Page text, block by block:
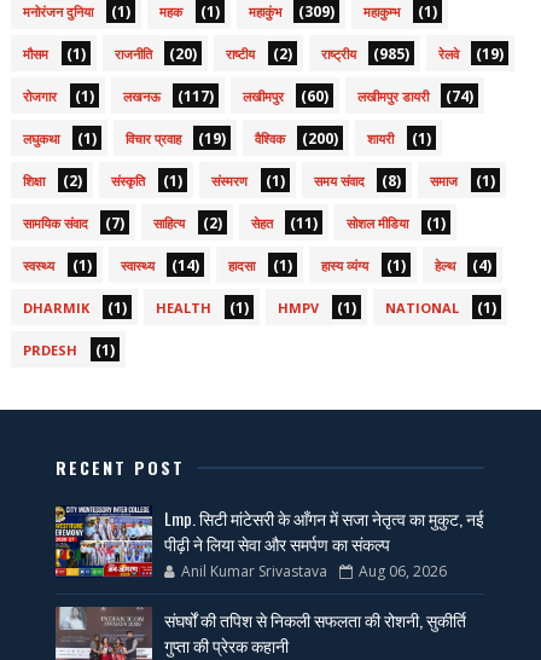
मनोरंजन दुनिया (1) महक (1) महाकुंभ (309) महाकुम्भ (1)
मौसम (1) राजनीति (20) राष्टीय (2) राष्ट्रीय (985) रेलवे (19)
रोजगार (1) लखनऊ (117) लखीमपुर (60) लखीमपुर डायरी (74)
लघुकथा (1) विचार प्रवाह (19) वैश्विक (200) शायरी (1)
शिक्षा (2) संस्कृति (1) संस्मरण (1) समय संवाद (8) समाज (1)
सामयिक संवाद (7) साहित्य (2) सेहत (11) सोशल मीडिया (1)
स्वस्थ्य (1) स्वास्थ्य (14) हादसा (1) हास्य व्यंग्य (1) हेल्थ (4)
DHARMIK (1) HEALTH (1) HMPV (1) NATIONAL (1)
PRDESH (1)
RECENT POST
Lmp. सिटी मांटेसरी के आँगन में सजा नेतृत्व का मुकुट, नई
पीढ़ी ने लिया सेवा और समर्पण का संकल्प
Anil Kumar Srivastava Aug 06, 2026
संघर्षों की तपिश से निकली सफलता की रोशनी, सुकीर्ति
गुप्ता की प्रेरक कहानी